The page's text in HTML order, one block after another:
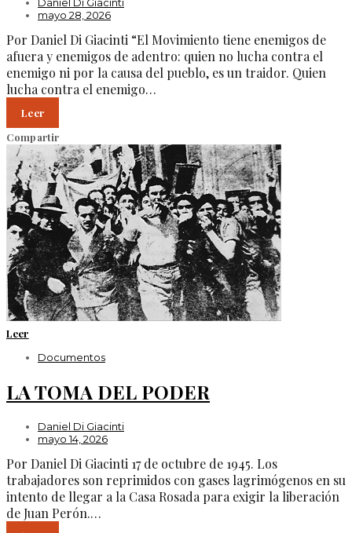
Daniel Di Giacinti
mayo 28, 2026
Por Daniel Di Giacinti “El Movimiento tiene enemigos de
afuera y enemigos de adentro: quien no lucha contra el
enemigo ni por la causa del pueblo, es un traidor. Quien
lucha contra el enemigo…
Leer
Compartir
Leer
Documentos
LA TOMA DEL PODER
Daniel Di Giacinti
mayo 14, 2026
Por Daniel Di Giacinti 17 de octubre de 1945. Los
trabajadores son reprimidos con gases lagrimógenos en su
intento de llegar a la Casa Rosada para exigir la liberación
de Juan Perón.…